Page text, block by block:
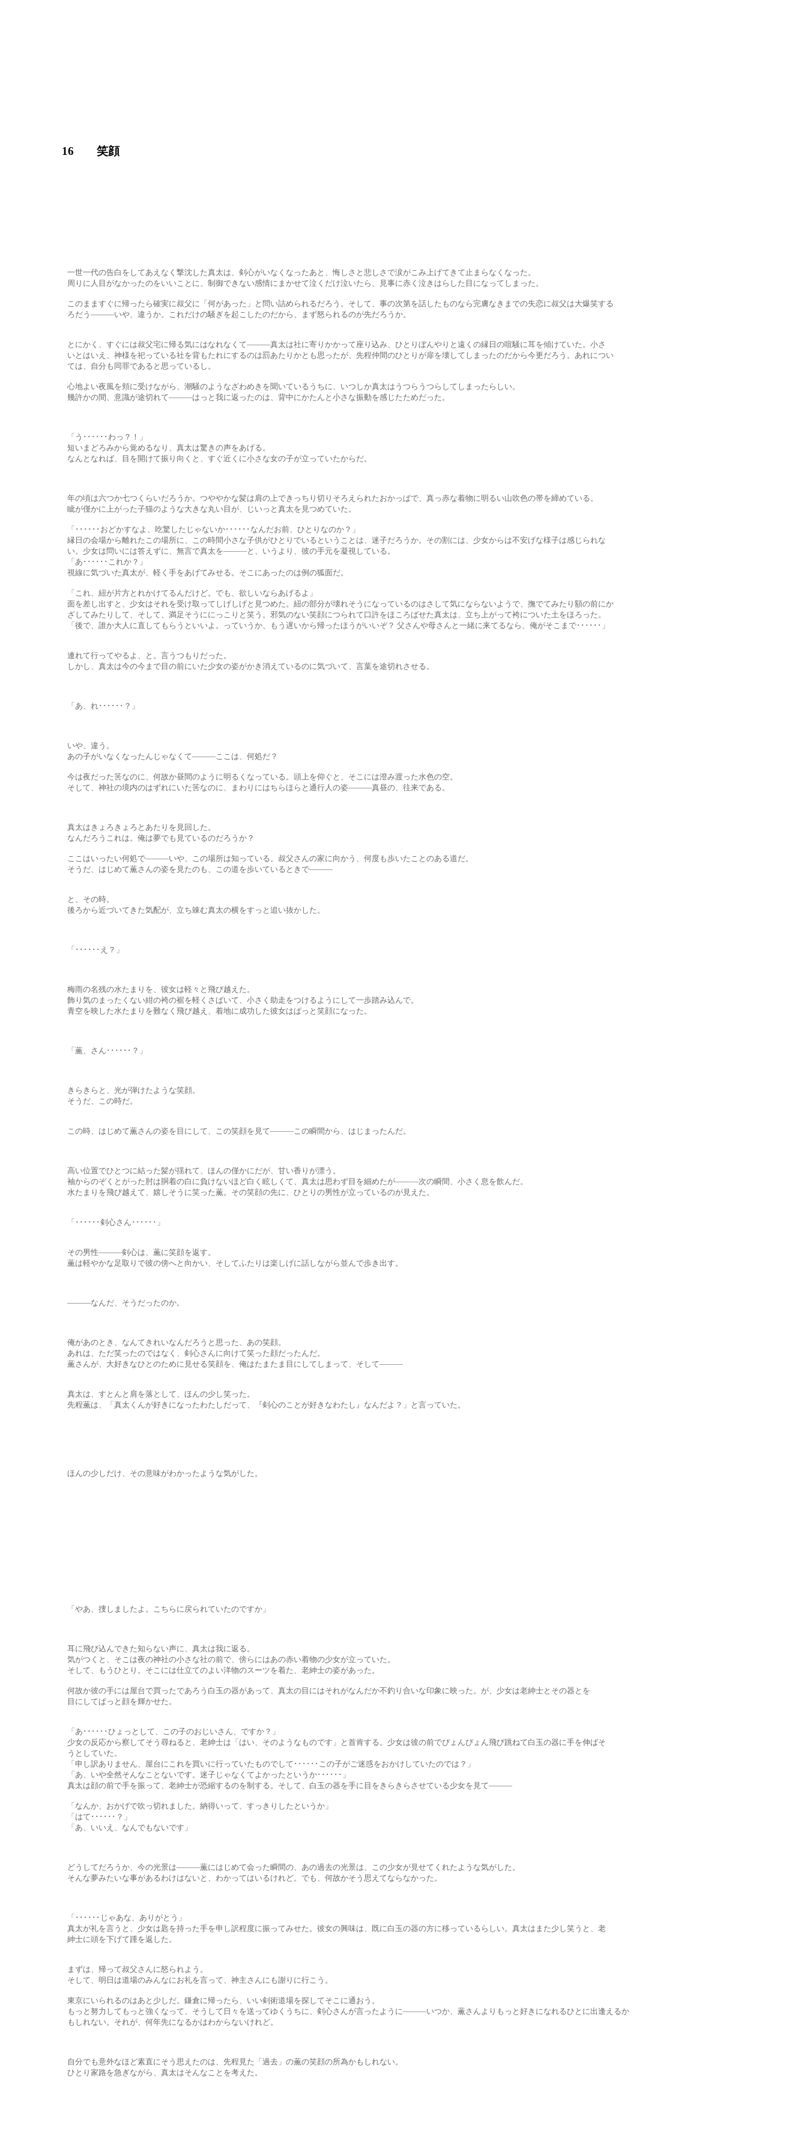
16 笑顔
一世一代の告白をしてあえなく撃沈した真太は、剣心がいなくなったあと、悔しさと悲しさで涙がこみ上げてきて止まらなくなった。
周りに人目がなかったのをいいことに、制御できない感情にまかせて泣くだけ泣いたら、見事に赤く泣きはらした目になってしまった。
このまますぐに帰ったら確実に叔父に「何があった」と問い詰められるだろう。そして、事の次第を話したものなら完膚なきまでの失恋に叔父は大爆笑する
ろだう―――いや、違うか。これだけの騒ぎを起こしたのだから、まず怒られるのが先だろうか。
とにかく、すぐには叔父宅に帰る気にはなれなくて―――真太は社に寄りかかって座り込み、ひとりぼんやりと遠くの縁日の喧騒に耳を傾けていた。小さ
いとはいえ、神様を祀っている社を背もたれにするのは罰あたりかとも思ったが、先程仲間のひとりが扉を壊してしまったのだから今更だろう。あれについ
ては、自分も同罪であると思っているし。
心地よい夜風を頬に受けながら、潮騒のようなざわめきを聞いているうちに、いつしか真太はうつらうつらしてしまったらしい。
幾許かの間、意識が途切れて―――はっと我に返ったのは、背中にかたんと小さな振動を感じたためだった。
「う･･････わっ？！」
短いまどろみから覚めるなり、真太は驚きの声をあげる。
なんとなれば、目を開けて振り向くと、すぐ近くに小さな女の子が立っていたからだ。
年の頃は六つか七つくらいだろうか。つややかな髪は肩の上できっちり切りそろえられたおかっぱで、真っ赤な着物に明るい山吹色の帯を締めている。
眦が僅かに上がった子猫のような大きな丸い目が、じいっと真太を見つめていた。
「･･････おどかすなよ、吃驚したじゃないか･･････なんだお前、ひとりなのか？」
縁日の会場から離れたこの場所に、この時間小さな子供がひとりでいるということは、迷子だろうか。その割には、少女からは不安げな様子は感じられな
い。少女は問いには答えずに、無言で真太を―――と、いうより、彼の手元を凝視している。
「あ･･････これか？」
視線に気づいた真太が、軽く手をあげてみせる。そこにあったのは例の狐面だ。
「これ、紐が片方とれかけてるんだけど。でも、欲しいならあげるよ」
面を差し出すと、少女はそれを受け取ってしげしげと見つめた。紐の部分が壊れそうになっているのはさして気にならないようで、撫でてみたり額の前にか
ざしてみたりして、そして、満足そうににっこりと笑う。邪気のない笑顔につられて口許をほころばせた真太は、立ち上がって袴についた土をほろった。
「後で、誰か大人に直してもらうといいよ。っていうか、もう遅いから帰ったほうがいいぞ？ 父さんや母さんと一緒に来てるなら、俺がそこまで･･････」
連れて行ってやるよ、と。言うつもりだった。
しかし、真太は今の今まで目の前にいた少女の姿がかき消えているのに気づいて、言葉を途切れさせる。
「あ、れ･･････？」
いや、違う。
あの子がいなくなったんじゃなくて―――ここは、何処だ？
今は夜だった筈なのに、何故か昼間のように明るくなっている。頭上を仰ぐと、そこには澄み渡った水色の空。
そして、神社の境内のはずれにいた筈なのに、まわりにはちらほらと通行人の姿―――真昼の、往来である。
真太はきょろきょろとあたりを見回した。
なんだろうこれは。俺は夢でも見ているのだろうか？
ここはいったい何処で―――いや、この場所は知っている。叔父さんの家に向かう、何度も歩いたことのある道だ。
そうだ、はじめて薫さんの姿を見たのも、この道を歩いているときで―――
と、その時。
後ろから近づいてきた気配が、立ち竦む真太の横をすっと追い抜かした。
「･･････え？」
梅雨の名残の水たまりを、彼女は軽々と飛び越えた。
飾り気のまったくない紺の袴の裾を軽くさばいて、小さく助走をつけるようにして一歩踏み込んで。
青空を映した水たまりを難なく飛び越え、着地に成功した彼女はぱっと笑顔になった。
「薫、さん･･････？」
きらきらと、光が弾けたような笑顔。
そうだ、この時だ。
この時、はじめて薫さんの姿を目にして、この笑顔を見て―――この瞬間から、はじまったんだ。
高い位置でひとつに結った髪が揺れて、ほんの僅かにだが、甘い香りが漂う。
袖からのぞくとがった肘は胴着の白に負けないほど白く眩しくて、真太は思わず目を細めたが―――次の瞬間、小さく息を飲んだ。
水たまりを飛び越えて、嬉しそうに笑った薫。その笑顔の先に、ひとりの男性が立っているのが見えた。
「･･････剣心さん･･････」
その男性―――剣心は、薫に笑顔を返す。
薫は軽やかな足取りで彼の傍へと向かい、そしてふたりは楽しげに話しながら並んで歩き出す。
―――なんだ、そうだったのか。
俺があのとき、なんてきれいなんだろうと思った、あの笑顔。
あれは、ただ笑ったのではなく、剣心さんに向けて笑った顔だったんだ。
薫さんが、大好きなひとのために見せる笑顔を、俺はたまたま目にしてしまって、そして―――
真太は、すとんと肩を落として、ほんの少し笑った。
先程薫は、「真太くんが好きになったわたしだって、『剣心のことが好きなわたし』なんだよ？」と言っていた。
ほんの少しだけ、その意味がわかったような気がした。
「やあ、捜しましたよ。こちらに戻られていたのですか」
耳に飛び込んできた知らない声に、真太は我に返る。
気がつくと、そこは夜の神社の小さな社の前で、傍らにはあの赤い着物の少女が立っていた。
そして、もうひとり。そこには仕立てのよい洋物のスーツを着た、老紳士の姿があった。
何故か彼の手には屋台で買ったであろう白玉の器があって、真太の目にはそれがなんだか不釣り合いな印象に映った。が、少女は老紳士とその器とを
目にしてぱっと顔を輝かせた。
「あ･･････ひょっとして、この子のおじいさん、ですか？」
少女の反応から察してそう尋ねると、老紳士は「はい、そのようなものです」と首肯する。少女は彼の前でぴょんぴょん飛び跳ねて白玉の器に手を伸ばそ
うとしていた。
「申し訳ありません、屋台にこれを買いに行っていたものでして･･････この子がご迷惑をおかけしていたのでは？」
「あ、いや全然そんなことないです。迷子じゃなくてよかったというか･･････」
真太は顔の前で手を振って、老紳士が恐縮するのを制する。そして、白玉の器を手に目をきらきらさせている少女を見て―――
「なんか、おかげで吹っ切れました。納得いって、すっきりしたというか」
「はて･･････？」
「あ、いいえ、なんでもないです」
どうしてだろうか、今の光景は―――薫にはじめて会った瞬間の、あの過去の光景は、この少女が見せてくれたような気がした。
そんな夢みたいな事があるわけはないと、わかってはいるけれど。でも、何故かそう思えてならなかった。
「･･････じゃあな、ありがとう」
真太が礼を言うと、少女は匙を持った手を申し訳程度に振ってみせた。彼女の興味は、既に白玉の器の方に移っているらしい。真太はまた少し笑うと、老
紳士に頭を下げて踵を返した。
まずは、帰って叔父さんに怒られよう。
そして、明日は道場のみんなにお礼を言って、神主さんにも謝りに行こう。
東京にいられるのはあと少しだ。鎌倉に帰ったら、いい剣術道場を探してそこに通おう。
もっと努力してもっと強くなって、そうして日々を送ってゆくうちに、剣心さんが言ったように―――いつか、薫さんよりもっと好きになれるひとに出逢えるか
もしれない。それが、何年先になるかはわからないけれど。
自分でも意外なほど素直にそう思えたのは、先程見た「過去」の薫の笑顔の所為かもしれない。
ひとり家路を急ぎながら、真太はそんなことを考えた。